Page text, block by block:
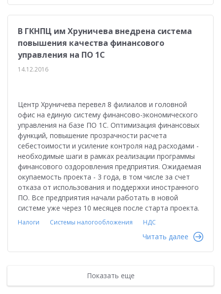
В ГКНПЦ им Хруничева внедрена система
повышения качества финансового
управления на ПО 1С
14.12.2016
Центр Хруничева перевел 8 филиалов и головной
офис на единую систему финансово-экономического
управления на базе ПО 1С. Оптимизация финансовых
функций, повышение прозрачности расчета
себестоимости и усиление контроля над расходами -
необходимые шаги в рамках реализации программы
финансового оздоровления предприятия. Ожидаемая
окупаемость проекта - 3 года, в том числе за счет
отказа от использования и поддержки иностранного
ПО. Все предприятия начали работать в новой
системе уже через 10 месяцев после старта проекта.
Налоги Системы налогообложения НДС
Читать далее
Показать еще